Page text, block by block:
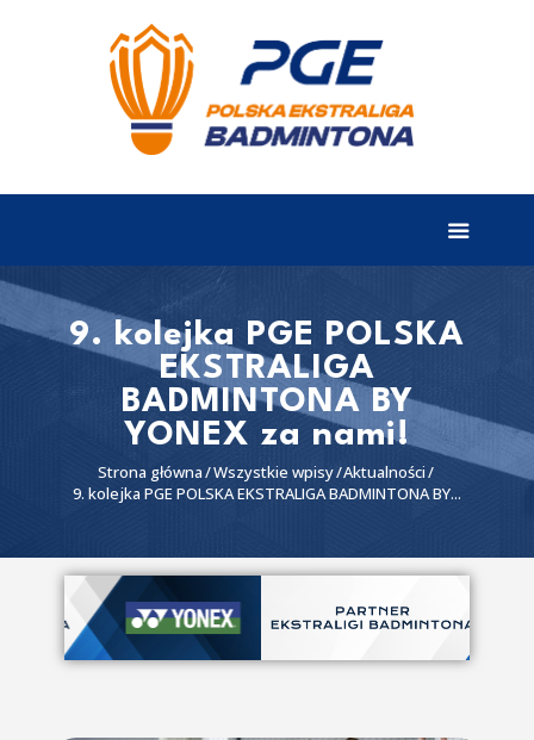
9. kolejka PGE POLSKA
EKSTRALIGA
BADMINTONA BY
YONEX za nami!
Strona główna Wszystkie wpisy Aktualności
9. kolejka PGE POLSKA EKSTRALIGA BADMINTONA BY...
EKSTRALIGA
Aktualności
Wyniki
Terminarz
Partnerzy
I liga
II liga